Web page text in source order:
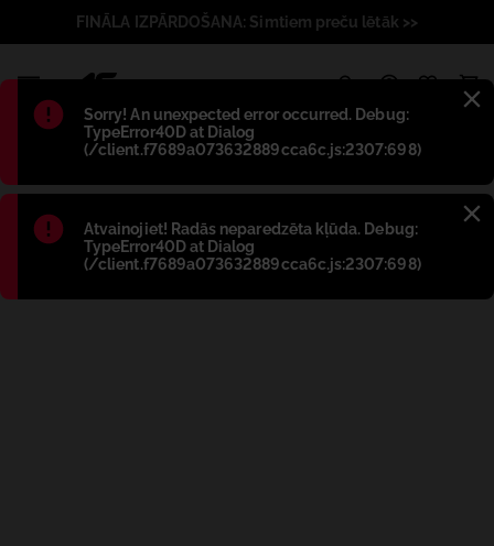
Błąd:
Sorry! An unexpected error occurred. Debug:
TypeError40D at Dialog
(/client.f7689a073632889cca6c.js:2307:698)
Błąd:
Atvainojiet! Radās neparedzēta kļūda. Debug:
TypeError40D at Dialog
(/client.f7689a073632889cca6c.js:2307:698)
FINĀLA IZPĀRDOŠANA: Simtiem preču lētāk >>